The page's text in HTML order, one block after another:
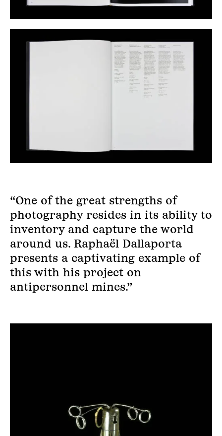
“One of the great strengths of
photography resides in its ability to
inventory and capture the world
around us. Raphaël Dallaporta
presents a captivating example of
this with his project on
antipersonnel mines.”